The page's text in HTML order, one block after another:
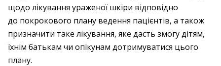
щодо лікування ураженої шкіри відповідно
до покрокового плану ведення пацієнтів, а також
призначити таке лікування, яке дасть змогу дітям,
їхнім батькам чи опікунам дотримуватися цього
плану.